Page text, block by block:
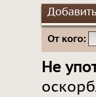
От кого:
Не